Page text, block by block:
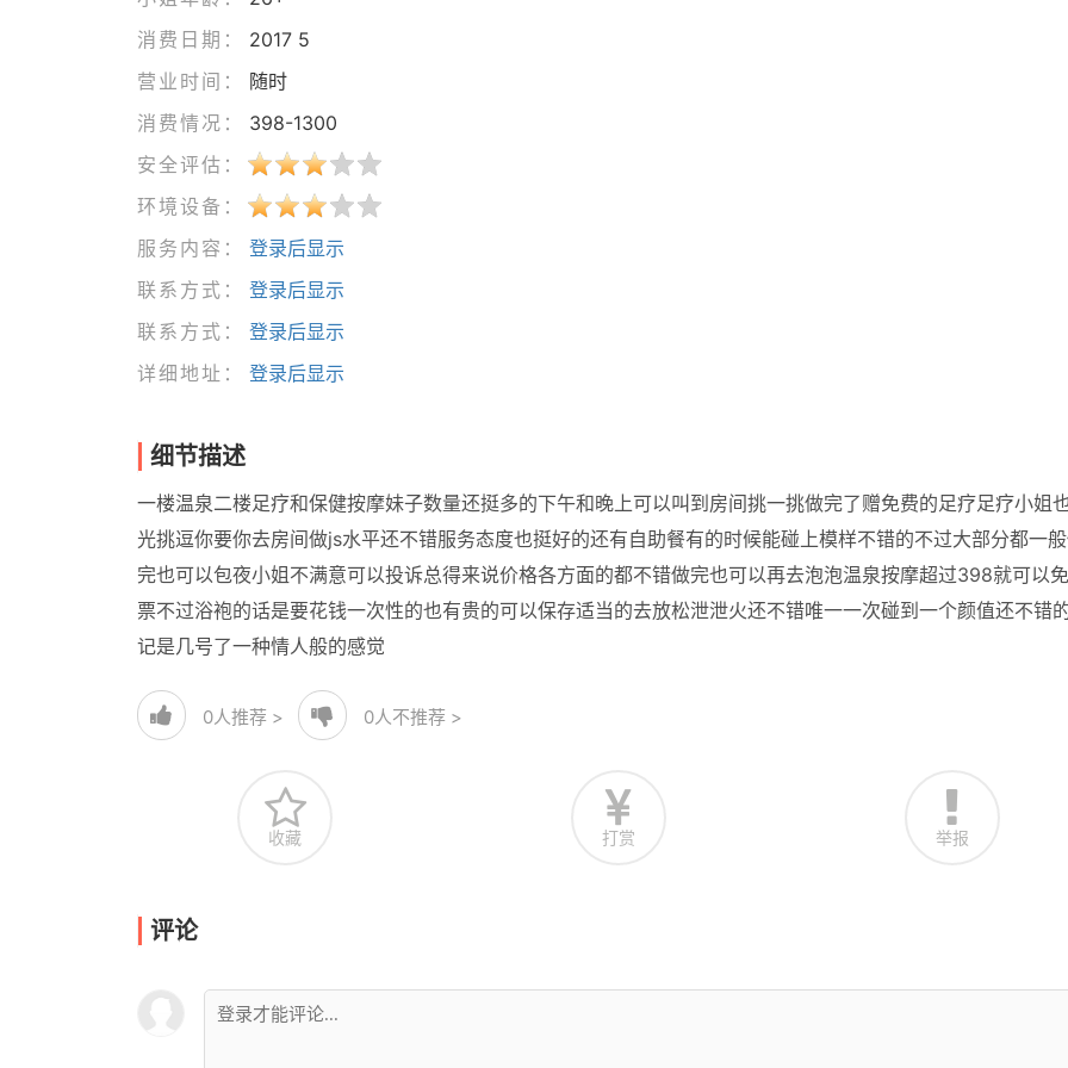
消费日期：
2017 5
营业时间：
随时
消费情况：
398-1300
安全评估：
环境设备：
服务内容：
登录后显示
联系方式：
登录后显示
联系方式：
登录后显示
详细地址：
登录后显示
细节描述
一楼温泉二楼足疗和保健按摩妹子数量还挺多的下午和晚上可以叫到房间挑一挑做完了赠免费的足疗足疗小姐
光挑逗你要你去房间做js水平还不错服务态度也挺好的还有自助餐有的时候能碰上模样不错的不过大部分都一
完也可以包夜小姐不满意可以投诉总得来说价格各方面的都不错做完也可以再去泡泡温泉按摩超过398就可以
票不过浴袍的话是要花钱一次性的也有贵的可以保存适当的去放松泄泄火还不错唯一一次碰到一个颜值还不错
记是几号了一种情人般的感觉
0人推荐 > 0人不推荐 >
收藏 打赏 举报
评论